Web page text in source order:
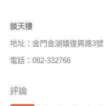
談天樓
地址：金門金湖鎮復興路3號
電話：082-332766
評論